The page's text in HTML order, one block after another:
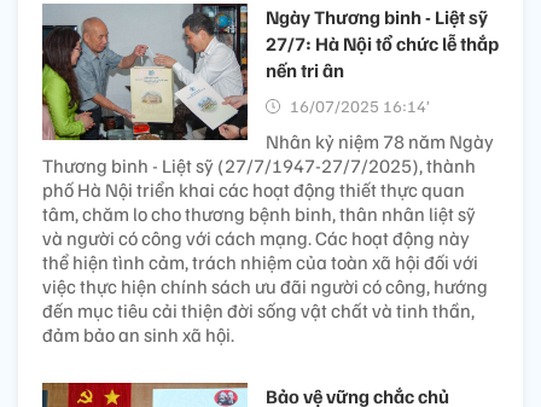
Ngày Thương binh - Liệt sỹ
27/7: Hà Nội tổ chức lễ thắp
nến tri ân
16/07/2025 16:14’
Nhân kỷ niệm 78 năm Ngày
Thương binh - Liệt sỹ (27/7/1947-27/7/2025), thành
phố Hà Nội triển khai các hoạt động thiết thực quan
tâm, chăm lo cho thương bệnh binh, thân nhân liệt sỹ
và người có công với cách mạng. Các hoạt động này
thể hiện tình cảm, trách nhiệm của toàn xã hội đối với
việc thực hiện chính sách ưu đãi người có công, hướng
đến mục tiêu cải thiện đời sống vật chất và tinh thần,
đảm bảo an sinh xã hội.
Bảo vệ vững chắc chủ